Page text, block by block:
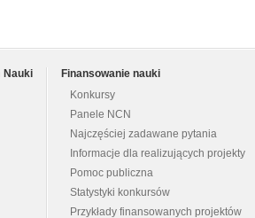
Nauki
Finansowanie nauki
Konkursy
Panele NCN
Najczęściej zadawane pytania
Informacje dla realizujących projekty
Pomoc publiczna
Statystyki konkursów
Przykłady finansowanych projektów